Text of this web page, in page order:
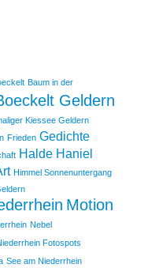
Baum in der
Geldern
Kiessee Geldern
Frieden Gedichte
Halde Haniel
Himmel Sonnenuntergang
Motion
Nebel
Fotospots
See am Niederrhein